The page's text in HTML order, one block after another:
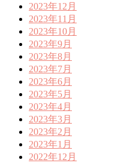
2023年12月
2023年11月
2023年10月
2023年9月
2023年8月
2023年7月
2023年6月
2023年5月
2023年4月
2023年3月
2023年2月
2023年1月
2022年12月